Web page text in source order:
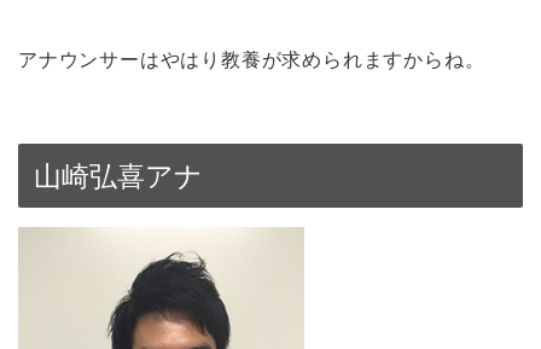
アナウンサーはやはり教養が求められますからね。
山崎弘喜アナ